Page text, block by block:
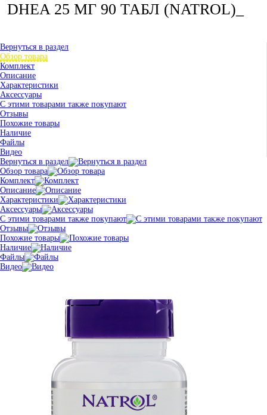
DHEA 25 МГ 90 ТАБЛ (NATROL)_
Вернуться в раздел
Обзор товара
Комплект
Описание
Характеристики
Аксессуары
С этими товарами также покупают
Отзывы
Похожие товары
Наличие
Файлы
Видео
Вернуться в раздел
Обзор товара
Комплект
Описание
Характеристики
Аксессуары
С этими товарами также покупают
Отзывы
Похожие товары
Наличие
Файлы
Видео